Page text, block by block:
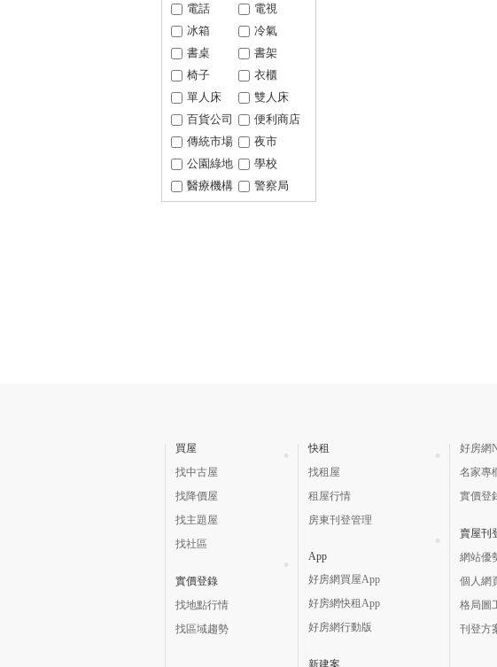
電話
電視
冰箱
冷氣
書桌
書架
椅子
衣櫃
單人床
雙人床
百貨公司
便利商店
傳統市場
夜市
公園綠地
學校
醫療機構
警察局
買屋
找中古屋
找降價屋
找主題屋
找社區
實價登錄
找地點行情
找區域趨勢
快租
找租屋
租屋行情
房東刊登管理
App
好房網買屋App
好房網快租App
好房網行動版
新建案
好房網
名家專
實價登
賣屋刊
網站優
個人網
格局圖
刊登方